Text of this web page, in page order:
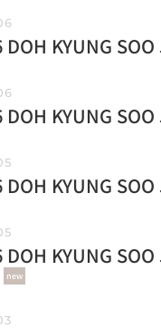
DOH KYUNG
DOH KYUNG
DOH KYUNG
DOH KYUNG
new